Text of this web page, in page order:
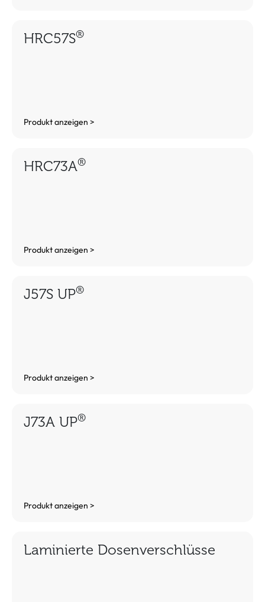
HRC57S®
Produkt anzeigen >
HRC73A®
Produkt anzeigen >
J57S UP®
Produkt anzeigen >
J73A UP®
Produkt anzeigen >
Laminierte Dosenverschlüsse